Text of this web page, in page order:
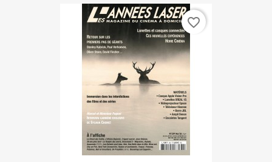
favorite_border